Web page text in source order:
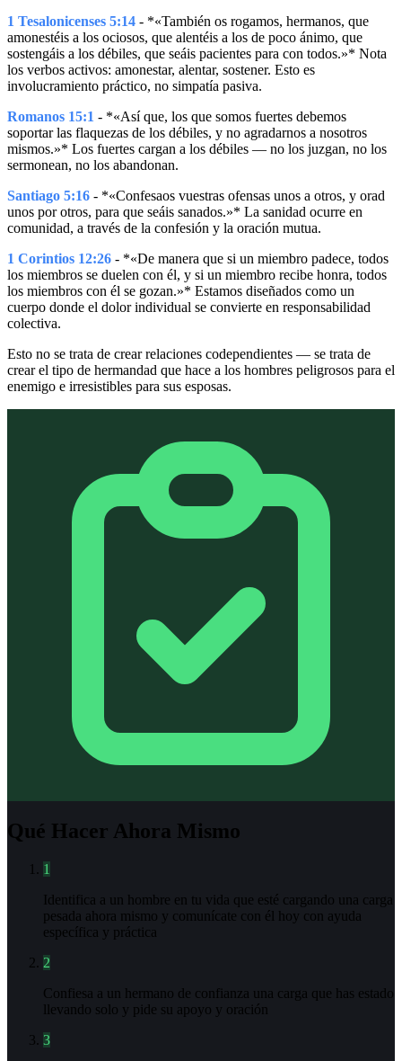
1 Tesalonicenses 5:14 - *«También os rogamos, hermanos, que
amonestéis a los ociosos, que alentéis a los de poco ánimo, que
sostengáis a los débiles, que seáis pacientes para con todos.»* Nota
los verbos activos: amonestar, alentar, sostener. Esto es
involucramiento práctico, no simpatía pasiva.
Romanos 15:1 - *«Así que, los que somos fuertes debemos
soportar las flaquezas de los débiles, y no agradarnos a nosotros
mismos.»* Los fuertes cargan a los débiles — no los juzgan, no los
sermonean, no los abandonan.
Santiago 5:16 - *«Confesaos vuestras ofensas unos a otros, y orad
unos por otros, para que seáis sanados.»* La sanidad ocurre en
comunidad, a través de la confesión y la oración mutua.
1 Corintios 12:26 - *«De manera que si un miembro padece, todos
los miembros se duelen con él, y si un miembro recibe honra, todos
los miembros con él se gozan.»* Estamos diseñados como un
cuerpo donde el dolor individual se convierte en responsabilidad
colectiva.
Esto no se trata de crear relaciones codependientes — se trata de
crear el tipo de hermandad que hace a los hombres peligrosos para el
enemigo e irresistibles para sus esposas.
Qué Hacer Ahora Mismo
1
Identifica a un hombre en tu vida que esté cargando una carga
pesada ahora mismo y comunícate con él hoy con ayuda
específica y práctica
2
Confiesa a un hermano de confianza una carga que has estado
llevando solo y pide su apoyo y oración
3